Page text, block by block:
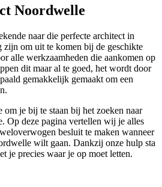
Noordwelle
naar die perfecte architect in
om uit te komen bij de geschikte
alle werkzaamheden die aankomen op
dit maar al te goed, het wordt door
gemakkelijk gemaakt om een
je bij te staan bij het zoeken naar
Op deze pagina vertellen wij je alles
besluit te maken wanneer
wilt gaan. Dankzij onze hulp sta
je precies waar je op moet letten.